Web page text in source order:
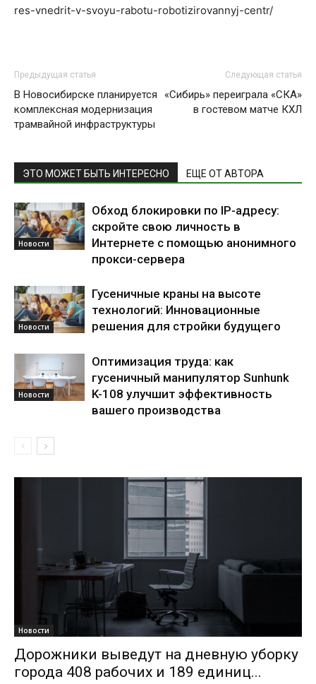
res-vnedrit-v-svoyu-rabotu-robotizirovannyj-centr/
Предыдущая статья
В Новосибирске планируется
комплексная модернизация
трамвайной инфраструктуры
Следующая статья
«Сибирь» переиграла «СКА»
в гостевом матче КХЛ
ЭТО МОЖЕТ БЫТЬ ИНТЕРЕСНО ЕЩЕ ОТ АВТОРА
Новости
Обход блокировки по IP-адресу:
скройте свою личность в
Интернете с помощью анонимного
прокси-сервера
Новости
Гусеничные краны на высоте
технологий: Инновационные
решения для стройки будущего
Новости
Оптимизация труда: как
гусеничный манипулятор Sunhunk
K-108 улучшит эффективность
вашего производства
Новости
Дорожники выведут на дневную уборку
города 408 рабочих и 189 единиц...